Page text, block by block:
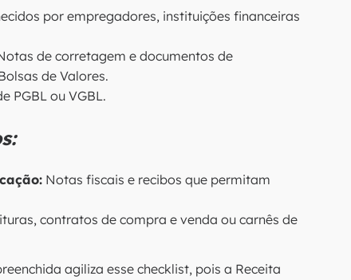
por empregadores, instituições financeiras
de corretagem e documentos de
de Valores.
PGBL ou VGBL.
Notas fiscais e recibos que permitam
contratos de compra e venda ou carnês de
agiliza esse checklist, pois a Receita